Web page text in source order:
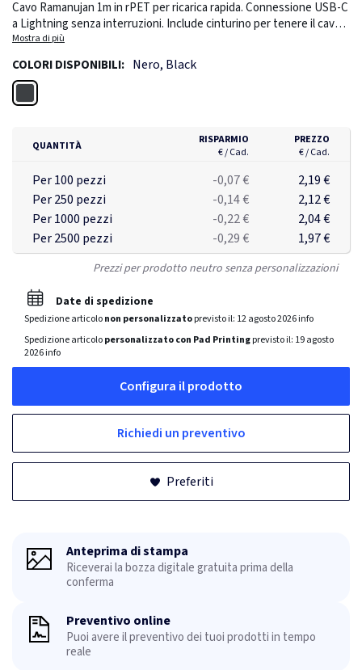
Cavo Ramanujan 1m in rPET per ricarica rapida. Connessione USB-C
a Lightning senza interruzioni. Include cinturino per tenere il cavo
ordinato e piegato. Ogni pezzo è confezionato in una singola
bustina kraft ecologica.
Mostra di più
COLORI DISPONIBILI: Nero, Black
QUANTITÀ
RISPARMIO
€ / Cad.
PREZZO
€ / Cad.
Per 100 pezzi -0,07 €
2,19 €
Per 250 pezzi
-0,14 €
2,12 €
Per 1000 pezzi
-0,22 €
2,04 €
Per 2500 pezzi
-0,29 € 1,97 €
Prezzi per prodotto neutro senza personalizzazioni
Date di spedizione
Spedizione articolonon personalizzatoprevisto il: 12 agosto 2026info
Spedizione articolopersonalizzato con Pad Printingprevisto il: 19 agosto
2026info
Configura il prodotto
Richiedi un preventivo
Preferiti
Anteprima di stampa
Riceverai la bozza digitale gratuita prima della
conferma
Preventivo online
Puoi avere il preventivo dei tuoi prodotti in tempo
reale